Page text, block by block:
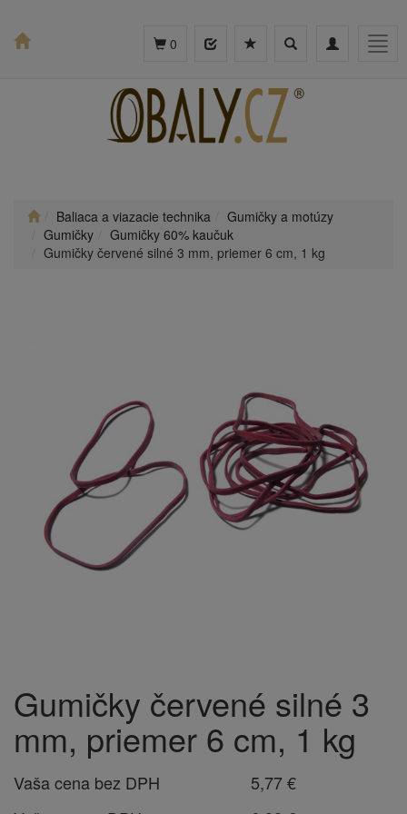
Toggle
Toggle
0
Baliaca a viazacie technika
Gumičky a motúzy
Gumičky
Gumičky 60% kaučuk
Gumičky červené silné 3 mm, priemer 6 cm, 1 kg
Gumičky červené silné 3
mm, priemer 6 cm, 1 kg
Vaša cena bez DPH
5,77 €